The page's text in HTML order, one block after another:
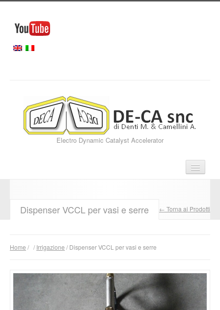
Electro Dynamic Catalyst Accelerator
Servizi
Area Download
L’Azienda
Dispenser VCCL per vasi e serre ← Torna ai Prodotti
Home / /Irrigazione / Dispenser VCCL per vasi e serre